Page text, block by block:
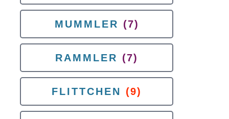
MUMMLER (7)
RAMMLER (7)
FLITTCHEN (9)